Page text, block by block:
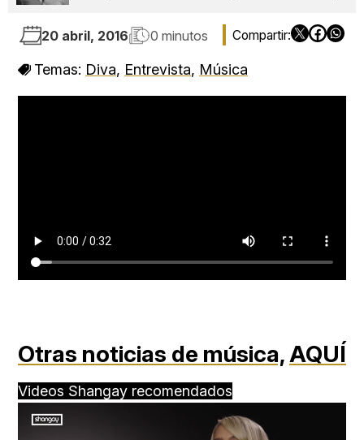
20 abril, 2016 0 minutos
Temas: Diva, Entrevista, Música
Otras noticias de música,AQUÍ
Videos Shangay recomendados